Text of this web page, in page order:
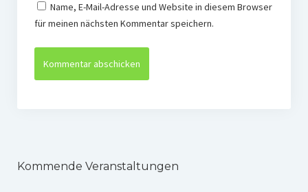
Name, E-Mail-Adresse und Website in diesem Browser
für meinen nächsten Kommentar speichern.
Kommende Veranstaltungen